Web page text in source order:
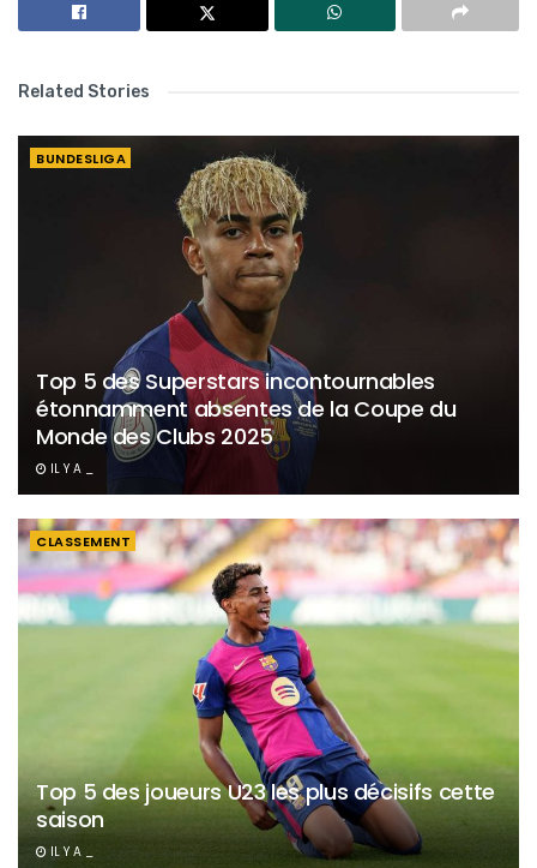
Related Stories
BUNDESLIGA
Top 5 des Superstars incontournables
étonnamment absentes de la Coupe du
Monde des Clubs 2025
IL Y A _
CLASSEMENT
Top 5 des joueurs U23 les plus décisifs cette
saison
IL Y A _